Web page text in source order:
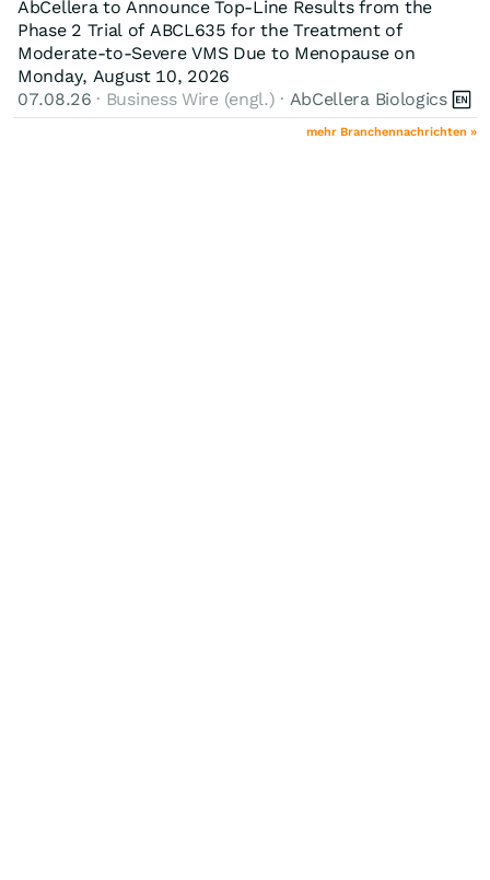
AbCellera to Announce Top-Line Results from the
Phase 2 Trial of ABCL635 for the Treatment of
Moderate-to-Severe VMS Due to Menopause on
Monday, August 10, 2026
07.08.26 · Business Wire (engl.) · AbCellera Biologics
mehr Branchennachrichten »